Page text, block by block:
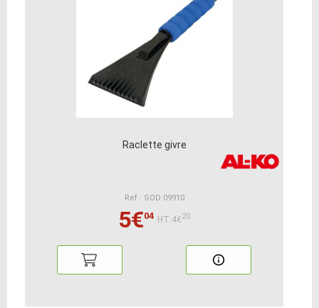
Raclette givre
Ref : SOD 09910
5€04 HT:4€20